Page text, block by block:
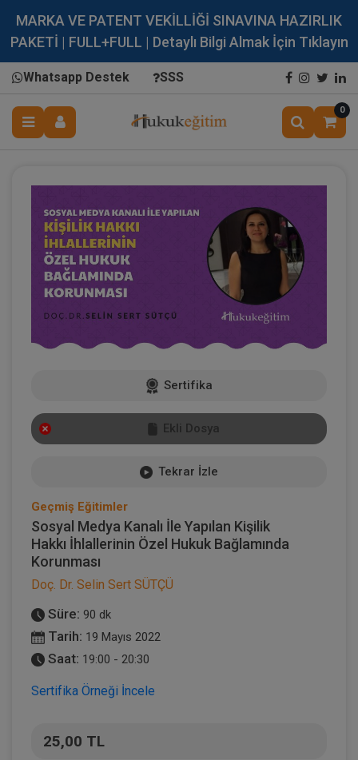
MARKA VE PATENT VEKİLLİĞİ SINAVINA HAZIRLIK
PAKETİ | FULL+FULL | Detaylı Bilgi Almak İçin Tıklayın
Whatsapp Destek SSS
0
Sertifika
Ekli Dosya
Tekrar İzle
Geçmiş Eğitimler
Sosyal Medya Kanalı İle Yapılan Kişilik
Hakkı İhlallerinin Özel Hukuk Bağlamında
Korunması
Doç. Dr. Selin Sert SÜTÇÜ
Süre: 90 dk
Tarih: 19 Mayıs 2022
Saat: 19:00 - 20:30
Sertifika Örneği İncele
25,00 TL